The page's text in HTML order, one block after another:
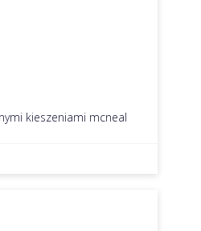
kieszeniami mcneal